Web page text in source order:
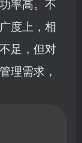
率高。不
度上，相
足，但对
理需求，